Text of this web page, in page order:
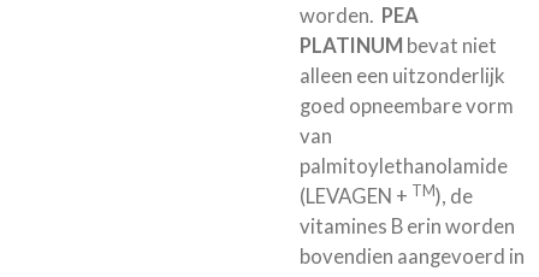
worden. PEA
PLATINUM bevat niet
alleen een uitzonderlijk
goed opneembare vorm
van
palmitoylethanolamide
(LEVAGEN + TM), de
vitamines B erin worden
bovendien aangevoerd in